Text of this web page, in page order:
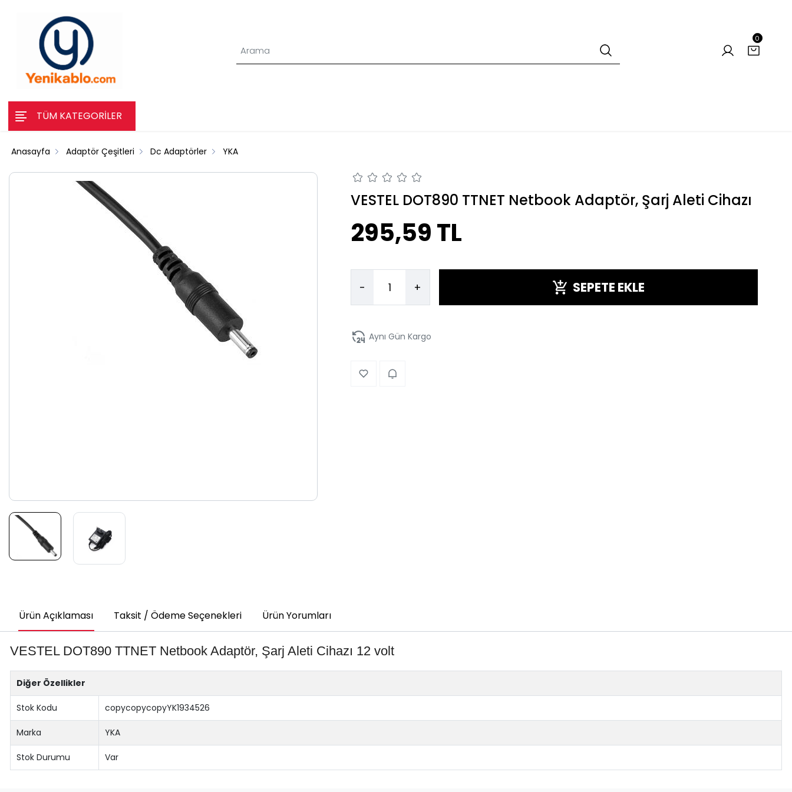
0
TÜM KATEGORİLER
Anasayfa Adaptör Çeşitleri Dc Adaptörler YKA
VESTEL DOT890 TTNET Netbook Adaptör, Şarj Aleti Cihazı
295,59 TL
- + SEPETE EKLE
Aynı Gün Kargo
Ürün Açıklaması Taksit / Ödeme Seçenekleri Ürün Yorumları
VESTEL DOT890 TTNET Netbook Adaptör, Şarj Aleti Cihazı 12 volt
Diğer Özellikler
Stok Kodu copycopycopyYK1934526
Marka YKA
Stok Durumu Var